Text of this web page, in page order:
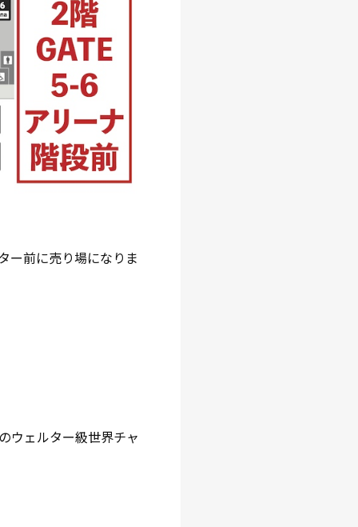
ー前に売り場になりま
ウェルター級世界チャ